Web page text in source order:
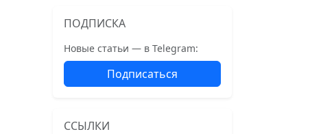
ПОДПИСКА
Новые статьи — в Telegram:
Подписаться
ССЫЛКИ